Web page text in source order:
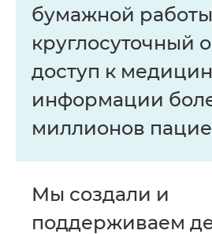
бумажной
круглосуточный
доступ к
информации
миллионов
Мы создали и
поддерживаем